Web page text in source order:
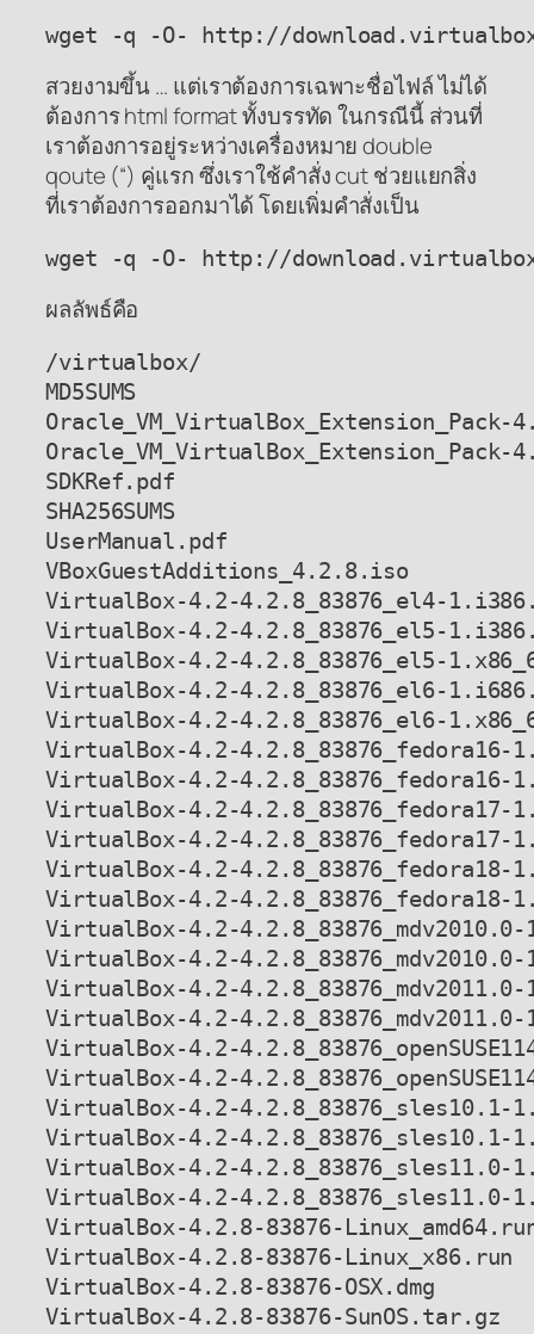
wget -q -O- http://
สวยงามขึ้น … แต่เราต้องการเฉพาะชื่อไฟล์ ไม่ได้
ต้องการ html format ทั้งบรรทัด ในกรณีนี้ ส่วนที่
เราต้องการอยู่ระหว่างเครื่องหมาย double
qoute (“) คู่แรก ซึ่งเราใช้คำสั่ง cut ช่วยแยกสิ่ง
ที่เราต้องการออกมาได้ โดยเพิ่มคำสั่งเป็น
wget -q -O- http://
ผลลัพธ์คือ
/virtualbox/
MD5SUMS
SDKRef.pdf
SHA256SUMS
UserManual.pdf
VBoxGuestAdditions_4.2.8.iso
VirtualBox-4.2-4.2.8_83876_el4-
VirtualBox-4.2-4.2.8_83876_el5-
VirtualBox-4.2-4.2.8_83876_el5-
VirtualBox-4.2-4.2.8_83876_el6-
VirtualBox-4.2-4.2.8_83876_el6-
VirtualBox-4.2-4.2.8_83876_fedora16-
VirtualBox-4.2-4.2.8_83876_fedora16-
VirtualBox-4.2-4.2.8_83876_fedora17-
VirtualBox-4.2-4.2.8_83876_fedora17-
VirtualBox-4.2-4.2.8_83876_fedora18-
VirtualBox-4.2-4.2.8_83876_fedora18-
VirtualBox-4.2-
VirtualBox-4.2-4.2.8_83876_mdv2010.0-
VirtualBox-4.2-
VirtualBox-4.2-4.2.8_83876_mdv2011.0-
VirtualBox-4.2-
VirtualBox-4.2-
VirtualBox-4.2-4.2.8_83876_sles10.1-
VirtualBox-4.2-4.2.8_83876_sles10.1-
VirtualBox-4.2-4.2.8_83876_sles11.0-
VirtualBox-4.2-4.2.8_83876_sles11.0-
VirtualBox-4.2.8-83876-
VirtualBox-4.2.8-83876-Linux_x86.run
VirtualBox-4.2.8-83876-OSX.dmg
VirtualBox-4.2.8-83876-SunOS.tar.gz